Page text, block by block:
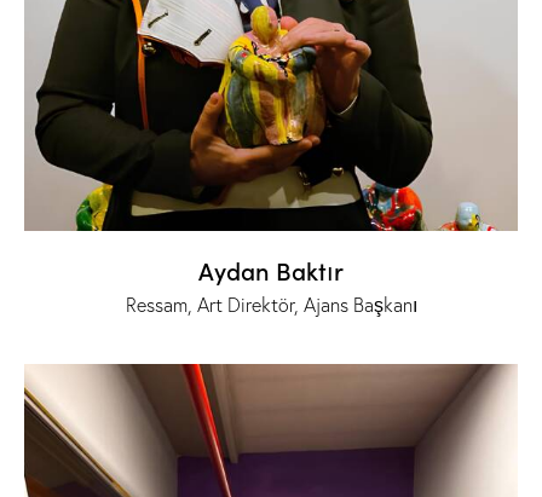
Aydan Baktır
Ressam, Art Direktör, Ajans Başkanı